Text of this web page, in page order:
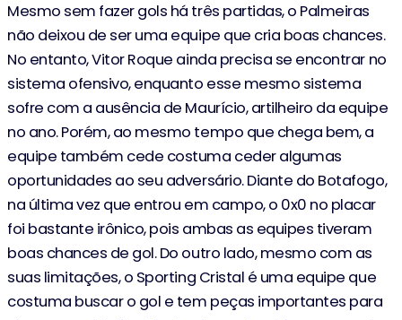
Mesmo sem fazer gols há três partidas, o Palmeiras
não deixou de ser uma equipe que cria boas chances.
No entanto, Vitor Roque ainda precisa se encontrar no
sistema ofensivo, enquanto esse mesmo sistema
sofre com a ausência de Maurício, artilheiro da equipe
no ano. Porém, ao mesmo tempo que chega bem, a
equipe também cede costuma ceder algumas
oportunidades ao seu adversário. Diante do Botafogo,
na última vez que entrou em campo, o 0x0 no placar
foi bastante irônico, pois ambas as equipes tiveram
boas chances de gol. Do outro lado, mesmo com as
suas limitações, o Sporting Cristal é uma equipe que
costuma buscar o gol e tem peças importantes para